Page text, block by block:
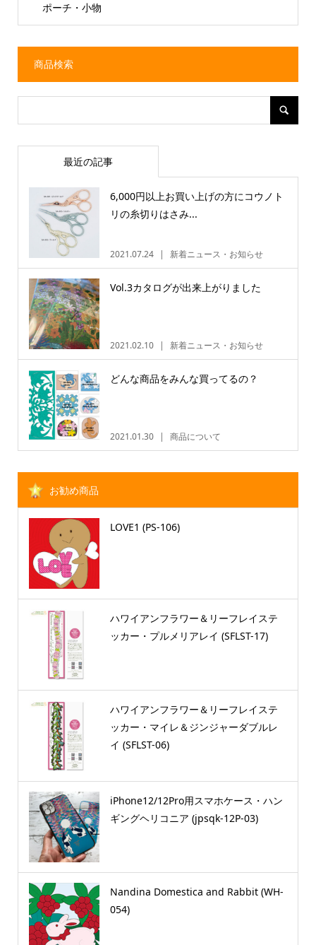
ポーチ・小物
商品検索
最近の記事
6,000円以上お買い上げの方にコウノト
リの糸切りはさみ...
2021.07.24 新着ニュース・お知らせ
Vol.3カタログが出来上がりました
2021.02.10 新着ニュース・お知らせ
どんな商品をみんな買ってるの？
2021.01.30 商品について
お勧め商品
LOVE1 (PS-106)
ハワイアンフラワー＆リーフレイステ
ッカー・プルメリアレイ (SFLST-17)
ハワイアンフラワー＆リーフレイステ
ッカー・マイレ＆ジンジャーダブルレ
イ (SFLST-06)
iPhone12/12Pro用スマホケース・ハン
ギングヘリコニア (jpsqk-12P-03)
Nandina Domestica and Rabbit (WH-
054)